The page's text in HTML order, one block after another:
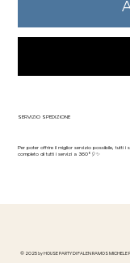
SERVIZIO SPEDIZIONE
Per poter offrire il miglior servizio possibile, tutti i
completo di tutti i servizi a 360°🎈✨
© 2025 by HOUSE PARTY DI FALEN RAMOS